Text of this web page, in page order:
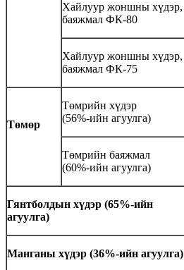
Хайлуур жоншны хүдэр,
баяжмал ФК-80
Хайлуур жоншны хүдэр,
баяжмал ФК-75
Төмөр
Төмрийн хүдэр
(56%-ийн агуулга)
Төмрийн баяжмал
(60%-ийн агуулга)
Гянтболдын хүдэр (65%-ийн
агуулга)
Манганы хүдэр (36%-ийн агуулга)